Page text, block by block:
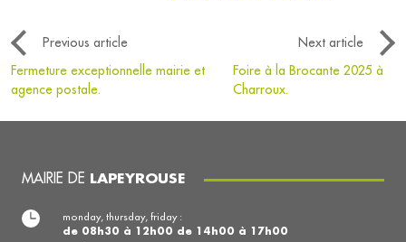
Previous article
Next article
Fermeture exceptionnelle mairie et
agence postale.
Foire à la Brocante 2025 à
Charroux.
MAIRIE DE LAPEYROUSE
monday, thursday, friday :
de 08h30 à 12h00 de 14h00 à 17h00